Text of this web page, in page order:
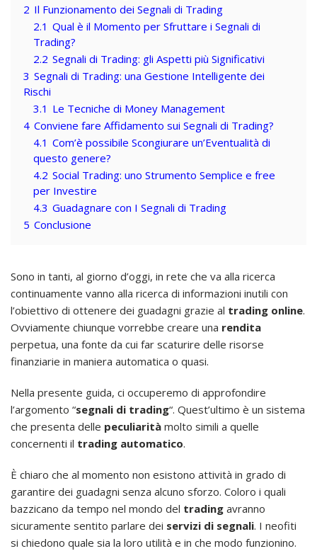
2 Il Funzionamento dei Segnali di Trading
2.1 Qual è il Momento per Sfruttare i Segnali di
Trading?
2.2 Segnali di Trading: gli Aspetti più Significativi
3 Segnali di Trading: una Gestione Intelligente dei
Rischi
3.1 Le Tecniche di Money Management
4 Conviene fare Affidamento sui Segnali di Trading?
4.1 Com’è possibile Scongiurare un’Eventualità di
questo genere?
4.2 Social Trading: uno Strumento Semplice e free
per Investire
4.3 Guadagnare con I Segnali di Trading
5 Conclusione
Sono in tanti, al giorno d’oggi, in rete che va alla ricerca
continuamente vanno alla ricerca di informazioni inutili con
l’obiettivo di ottenere dei guadagni grazie al trading online.
Ovviamente chiunque vorrebbe creare una rendita
perpetua, una fonte da cui far scaturire delle risorse
finanziarie in maniera automatica o quasi.
Nella presente guida, ci occuperemo di approfondire
l’argomento “segnali di trading“. Quest’ultimo è un sistema
che presenta delle peculiarità molto simili a quelle
concernenti il trading automatico.
È chiaro che al momento non esistono attività in grado di
garantire dei guadagni senza alcuno sforzo. Coloro i quali
bazzicano da tempo nel mondo del trading avranno
sicuramente sentito parlare dei servizi di segnali. I neofiti
si chiedono quale sia la loro utilità e in che modo funzionino.